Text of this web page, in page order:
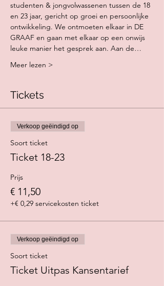
studenten & jongvolwassenen tussen de 18
en 23 jaar, gericht op groei en persoonlijke
ontwikkeling. We ontmoeten elkaar in DE
GRAAF en gaan met elkaar op een onwijs
leuke manier het gesprek aan. Aan de…
Meer lezen >
Tickets
Verkoop geëindigd op
Soort ticket
Ticket 18-23
Prijs
€ 11,50
+€ 0,29 servicekosten ticket
Verkoop geëindigd op
Soort ticket
Ticket Uitpas Kansentarief